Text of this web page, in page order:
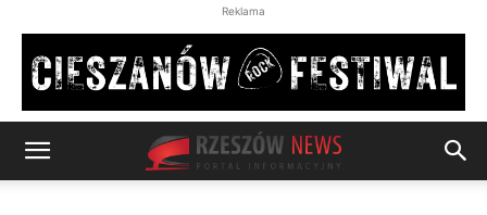
Reklama